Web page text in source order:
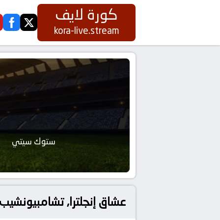
كورة لايف
kora-live.stream
twitter
ستوك سيتي
عشاق إنجلترا,